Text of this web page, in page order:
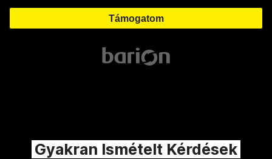
Gyakran Ismételt Kérdések